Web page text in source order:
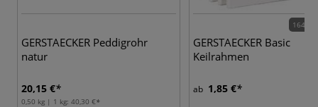
GERSTAECKER Peddigrohr
natur
20,15 €
0,50 kg | 1 kg: 40,30 €
164
GERSTAECKER Basic
Keilrahmen
ab 1,85 €